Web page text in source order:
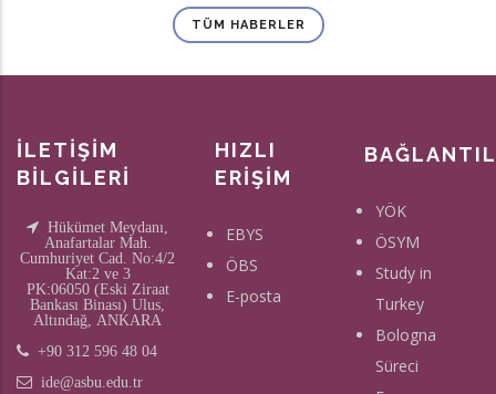
TÜM HABERLER
İLETİŞİM
BİLGİLERİ
Hükümet Meydanı,
Anafartalar Mah.
Cumhuriyet Cad. No:4/2
Kat:2 ve 3
PK:06050 (Eski Ziraat
Bankası Binası) Ulus,
Altındağ, ANKARA
+90 312 596 48 04
ide@asbu.edu.tr
HIZLI
ERİŞİM
EBYS
ÖBS
E-posta
YÖK
ÖSYM
Study in
Turkey
Bologna
Süreci